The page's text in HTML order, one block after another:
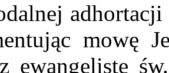
mowę
ewangelistę